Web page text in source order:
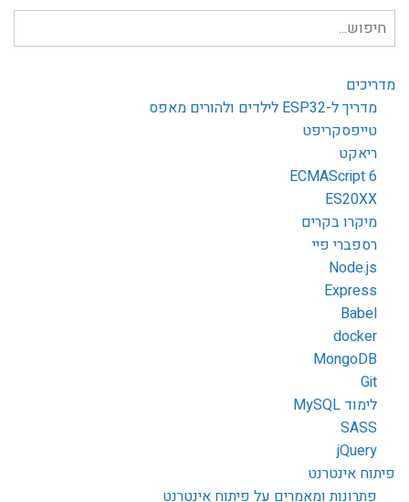
חיפוש
עבור:
מדריכים
מדריך ל-ESP32 לילדים ולהורים מאפס
טייפסקריפט
ריאקט
ECMAScript 6
ES20XX
מיקרו בקרים
רספברי פיי
Node.js
Express
Babel
docker
MongoDB
Git
לימוד MySQL
SASS
jQuery
פיתוח אינטרנט
פתרונות ומאמרים על פיתוח אינטרנט